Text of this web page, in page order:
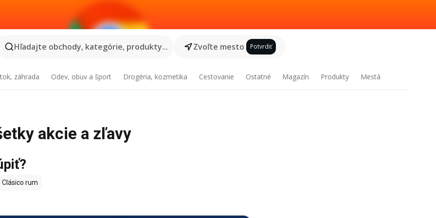
Hľadajte obchody, kategórie, produkty... Zvoľte mesto Potvrdiť
záhrada Odev, obuv a šport Drogéria, kozmetika Cestovanie Ostatné Magazín Produkty Mestá
akcie a zľavy
Clásico rum